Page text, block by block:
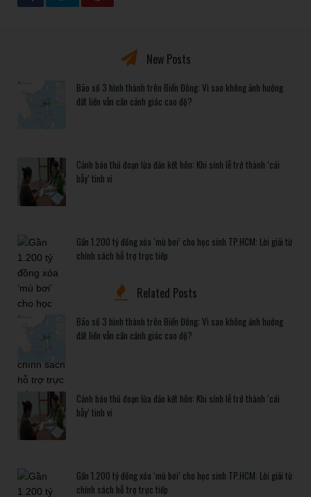
New Posts
Bão số 3 hình thành trên Biển Đông: Vì sao không ảnh hưởng
đất liền vẫn cần cảnh giác cao độ?
Cảnh báo thủ đoạn lừa đảo kết hôn: Khi sính lễ trở thành ‘cái
bẫy’ tinh vi
Gần 1.200 tỷ đồng xóa ‘mù bơi’ cho học sinh TP.HCM: Lời giải từ
chính sách hỗ trợ trực tiếp
Related Posts
Bão số 3 hình thành trên Biển Đông: Vì sao không ảnh hưởng
đất liền vẫn cần cảnh giác cao độ?
Cảnh báo thủ đoạn lừa đảo kết hôn: Khi sính lễ trở thành ‘cái
bẫy’ tinh vi
Gần 1.200 tỷ đồng xóa ‘mù bơi’ cho học sinh TP.HCM: Lời giải từ
chính sách hỗ trợ trực tiếp